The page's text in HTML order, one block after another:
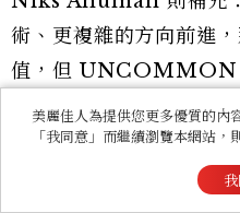
術、更複雜的方向前進
值，但 UNCOMMON
整體體驗，待客之道才
談的事。」好的酒吧做
則會留下難忘的回憶。
美麗佳人為提供您更多優質的內
「我同意」而繼續瀏覽本網站，